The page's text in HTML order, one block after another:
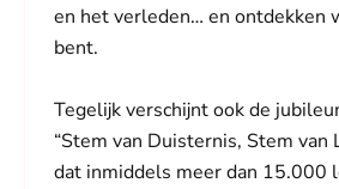
en het verleden… en ontdekken
bent.
Tegelijk verschijnt ook de
“Stem van Duisternis, Stem van
dat inmiddels meer dan 15.000